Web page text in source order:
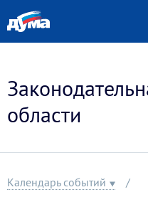
области
Календарь событий